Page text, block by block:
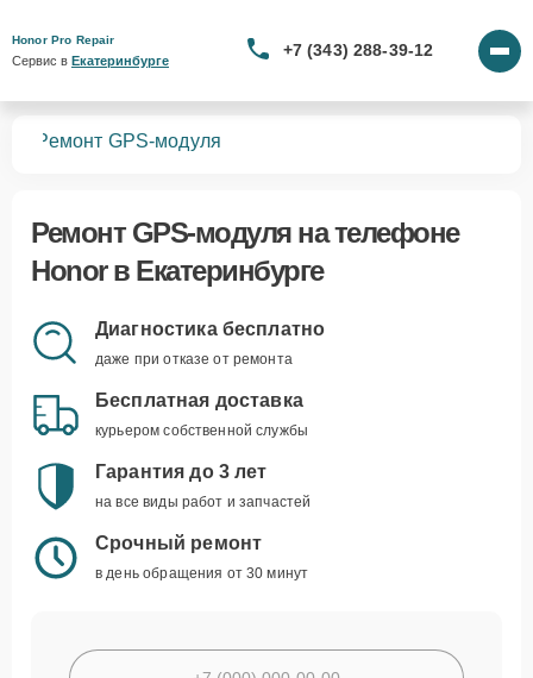
Honor Pro Repair
Сервис в Екатеринбурге
+7 (343) 288-39-12
Ремонт GPS-модуля
Ремонт GPS-модуляна телефоне
Honor в Екатеринбурге
Диагностика бесплатно
даже при отказе от ремонта
Бесплатная доставка
курьером собственной службы
Гарантия до 3 лет
на все виды работ и запчастей
Срочный ремонт
в день обращения от 30 минут